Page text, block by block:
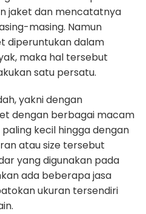
jaket dan mencatatnya
masing. Namun
diperuntukan dalam
maka hal tersebut
satu persatu.
yakni dengan
dengan berbagai macam
kecil hingga dengan
atau size tersebut
yang digunakan pada
ada beberapa jasa
ukuran tersendiri